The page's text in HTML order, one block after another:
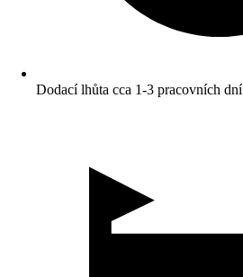
Dodací lhůta cca 1-3 pracovních dní